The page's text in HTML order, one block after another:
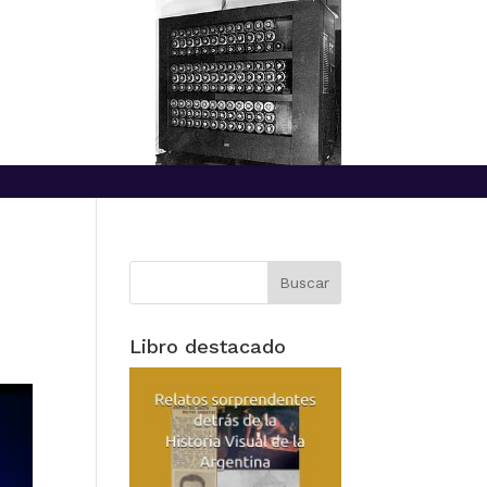
Libro destacado